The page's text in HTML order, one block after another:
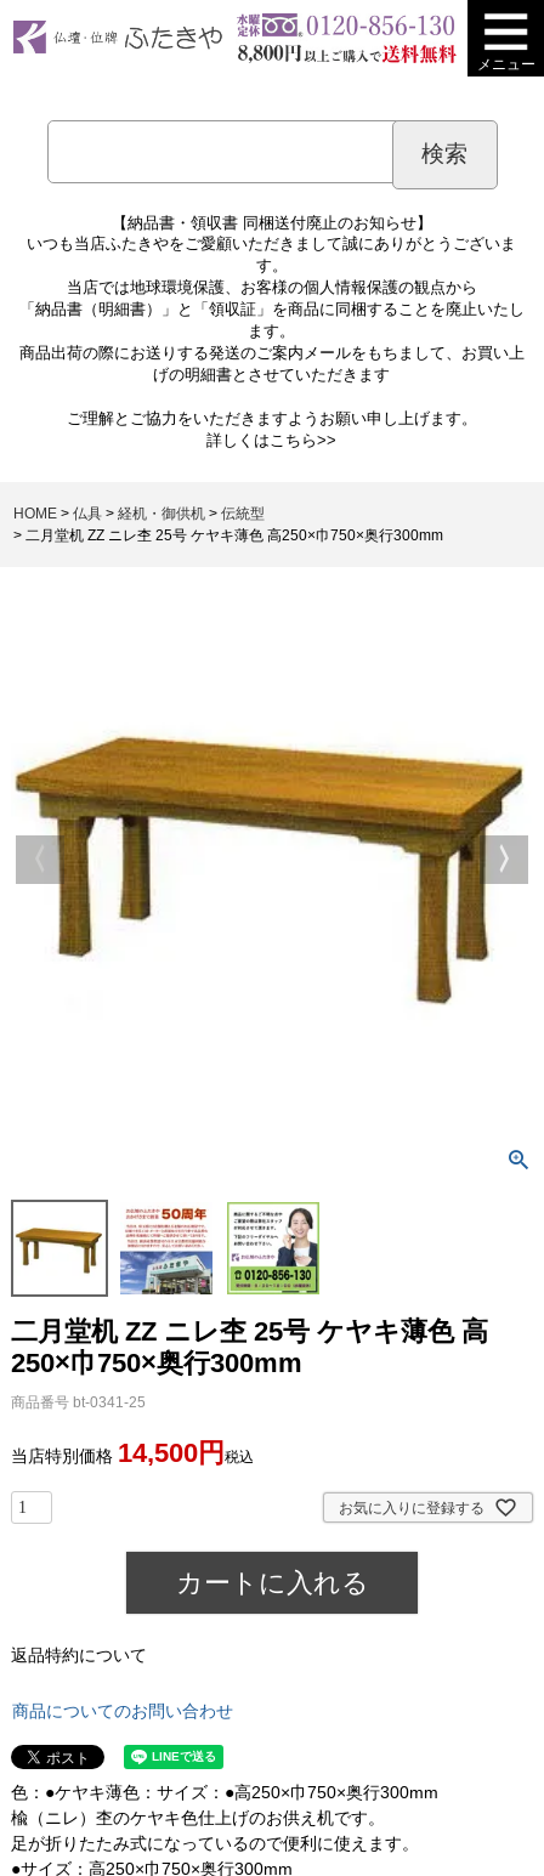
メニュー
【納品書・領収書 同梱送付廃止のお知らせ】
いつも当店ふたきやをご愛顧いただきまして誠にありがとうございま
す。
当店では地球環境保護、お客様の個人情報保護の観点から
「納品書（明細書）」と「領収証」を商品に同梱することを廃止いたし
ます。
商品出荷の際にお送りする発送のご案内メールをもちまして、お買い上
げの明細書とさせていただきます
ご理解とご協力をいただきますようお願い申し上げます。
詳しくはこちら>>
HOME 仏具 経机・御供机
伝統型
二月堂机 ZZ ニレ杢 25号 ケヤキ薄色 高250×巾750×奥行300mm
二月堂机 ZZ ニレ杢 25号 ケヤキ薄色 高
250×巾750×奥行300mm
商品番号 bt-0341-25
当店特別価格 14,500 税込
お気に入りに登録する
カートに入れる
返品特約について
商品についてのお問い合わせ
色：●ケヤキ薄色：サイズ：●高250×巾750×奥行300mm
楡（ニレ）杢のケヤキ色仕上げのお供え机です。
足が折りたたみ式になっているので便利に使えます。
●サイズ：高250×巾750×奥行300mm